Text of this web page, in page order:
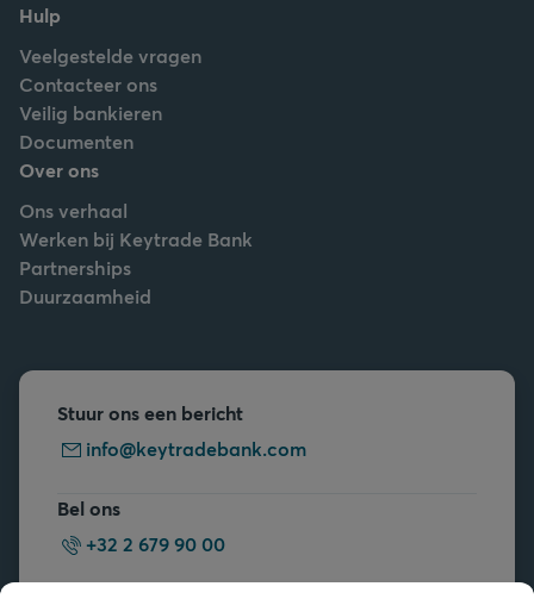
Hulp
Veelgestelde vragen
Contacteer ons
Veilig bankieren
Documenten
Over ons
Ons verhaal
Werken bij Keytrade Bank
Partnerships
Duurzaamheid
Stuur ons een bericht
info@keytradebank.com
Bel ons
+32 2 679 90 00